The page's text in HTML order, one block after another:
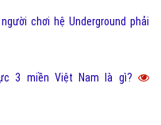
chơi hệ Underground phải
3 miền Việt Nam là gì?